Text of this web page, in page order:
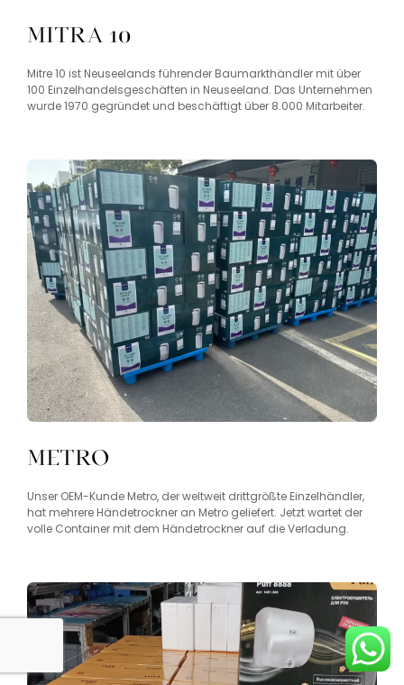
Mitra 10
Mitre 10 ist Neuseelands führender Baumarkthändler mit über
100 Einzelhandelsgeschäften in Neuseeland. Das Unternehmen
wurde 1970 gegründet und beschäftigt über 8.000 Mitarbeiter.
Metro
Unser OEM-Kunde Metro, der weltweit drittgrößte Einzelhändler,
hat mehrere Händetrockner an Metro geliefert. Jetzt wartet der
volle Container mit dem Händetrockner auf die Verladung.